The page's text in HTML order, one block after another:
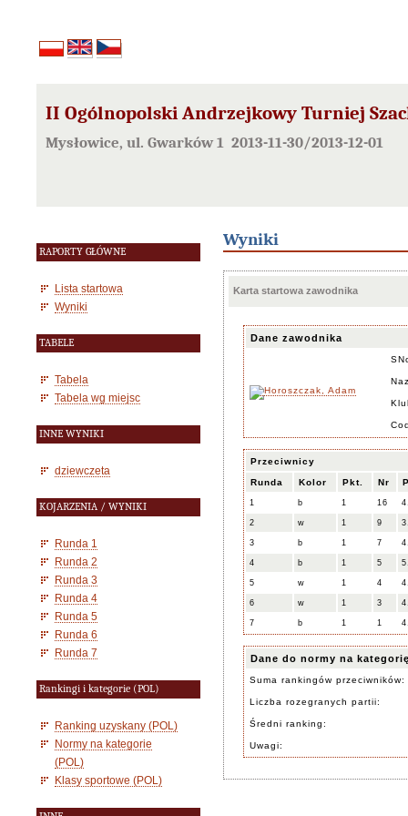
II Ogólnopolski Andrzejkowy Turniej
Mysłowice, ul. Gwarków 1 2013-11-30/2013-12-01
RAPORTY GŁÓWNE
Lista startowa
Wyniki
TABELE
Tabela
Tabela wg miejsc
INNE WYNIKI
dziewczeta
KOJARZENIA / WYNIKI
Runda 1
Runda 2
Runda 3
Runda 4
Runda 5
Runda 6
Runda 7
Rankingi i kategorie (POL)
Ranking uzyskany (POL)
Normy na kategorie
(POL)
Klasy sportowe (POL)
Wyniki
Karta startowa zawodnika
Dane zawodnika
Przeciwnicy
Runda Kolor Pkt. Nr
1 b 1 16
2 w 1 9
3 b 1 7
4 b 1 5
5 w 1 4
6 w 1 3
7 b 1 1
Dane do normy na
Suma rankingów przeciwników:
Liczba rozegranych partii:
Średni ranking:
Uwagi: